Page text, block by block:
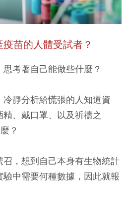
苗的人體受試者？
考著自己能做些什麼？
靜分析給慌張的人知道資
、戴口罩、以及祈禱之
？
，想到自己本身有生物統計
中需要何種數據，因此就報